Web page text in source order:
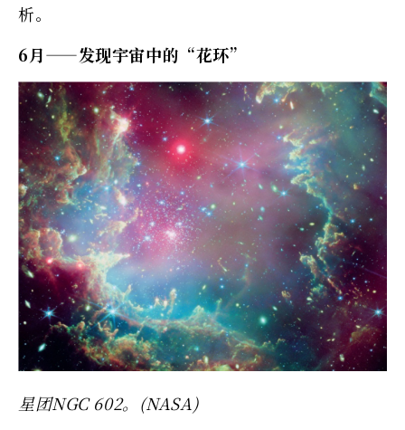
析。
6月——发现宇宙中的“花环”
星团NGC 602。(NASA)